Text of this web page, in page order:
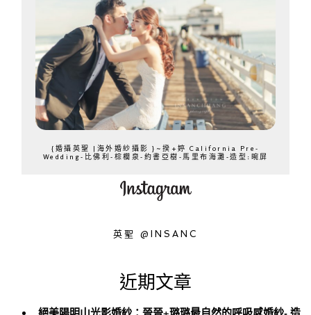
{婚攝英聖 |海外婚紗攝影 }~揆+婷 California Pre-
Wedding-比佛利-棕櫚泉-約書亞樹-馬里布海灘-造型:晼屏
英聖 @INSANC
近期文章